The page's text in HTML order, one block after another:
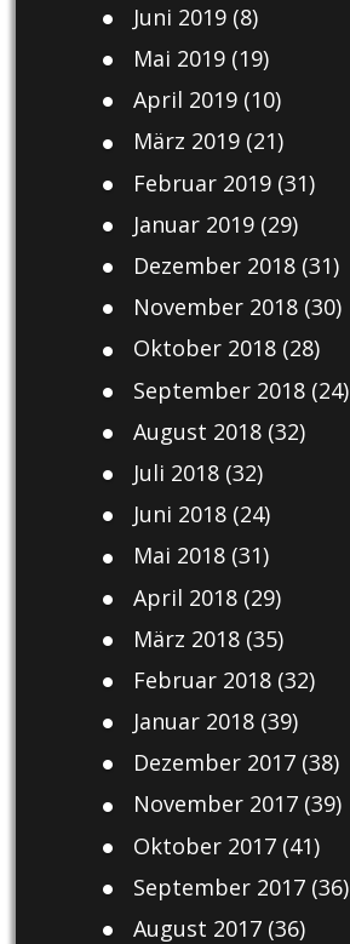
Juni 2019(8)
Mai 2019(19)
April 2019(10)
März 2019(21)
Februar 2019(31)
Januar 2019(29)
Dezember 2018(31)
November 2018(30)
Oktober 2018(28)
September 2018(24)
August 2018(32)
Juli 2018(32)
Juni 2018(24)
Mai 2018(31)
April 2018(29)
März 2018(35)
Februar 2018(32)
Januar 2018(39)
Dezember 2017(38)
November 2017(39)
Oktober 2017(41)
September 2017(36)
August 2017(36)